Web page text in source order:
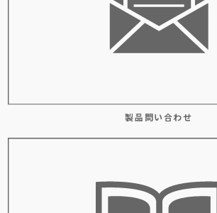
製品問い合わせ